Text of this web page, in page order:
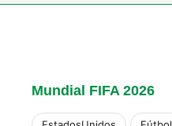
Mundial FIFA 2026